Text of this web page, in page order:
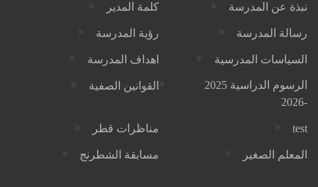
كلمة المدير نبذة عن المدرسة
رؤية المدرسة رسالة المدرسة
اهداف المدرسة السياسات المدرسية
القوانين الصفية
الرسوم الدراسية 2025
-2026
مناظرات قطر test
مسابقة الشطرنج المعلم الصغير